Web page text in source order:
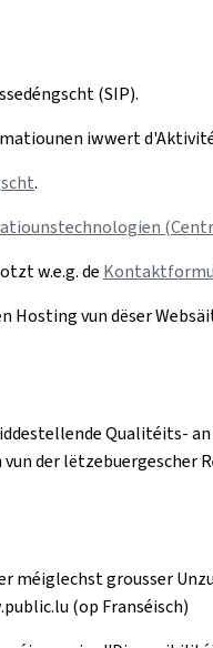
(SIP).
iwwert
.
w.e.g. de
vun dëser
Qualitéits-
der lëtzebuergescher
méiglechst grousser
(op Franséisch)